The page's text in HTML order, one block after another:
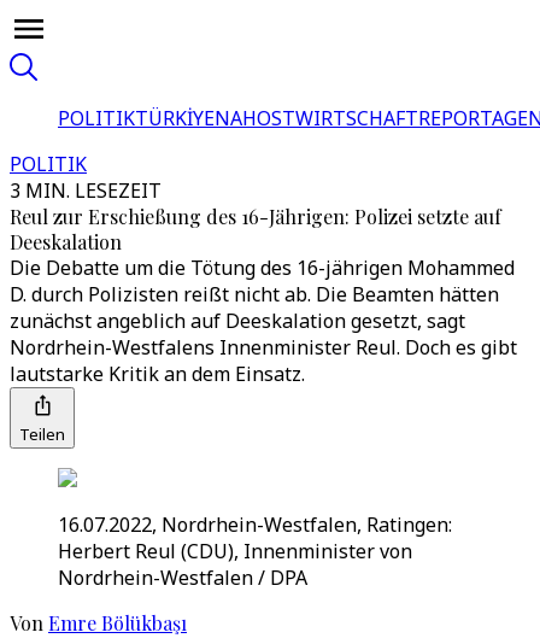
POLITIKTÜRKİYENAHOSTWIRTSCHAFT
POLITIK
3 MIN. LESEZEIT
Reul zur Erschießung des 16-Jährigen: Polizei setzte auf
Deeskalation
Die Debatte um die Tötung des 16-jährigen Mohammed
D. durch Polizisten reißt nicht ab. Die Beamten hätten
zunächst angeblich auf Deeskalation gesetzt, sagt
Nordrhein-Westfalens Innenminister Reul. Doch es gibt
lautstarke Kritik an dem Einsatz.
Teilen
16.07.2022, Nordrhein-Westfalen, Ratingen:
Herbert Reul (CDU), Innenminister von
Nordrhein-Westfalen / DPA
Von Emre Bölükbaşı